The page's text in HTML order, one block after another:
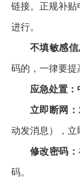
链接。正规补贴
进行。
不填敏感
码的，一律要提
应急处置：
立即断网：
动发消息），立
修改密码：
码。